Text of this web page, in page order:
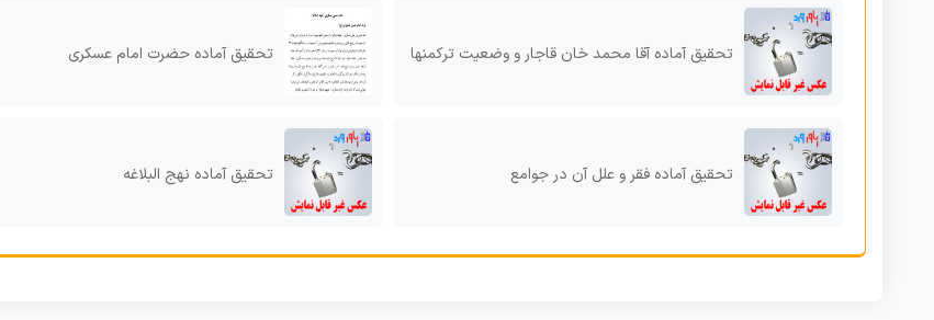
تحقیق آماده آقا محمد خان قاجار و وضعیت ترکمنها تحقیق آماده حضرت امام عسکری
تحقیق آماده فقر و علل آن در جوامع تحقیق آماده نهج البلاغه